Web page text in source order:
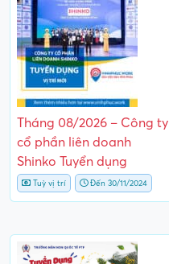
Tháng 08/2026 – Công ty
cổ phần liên doanh
Shinko Tuyển dụng
Tuỳ vị trí Đến 30/11/2024